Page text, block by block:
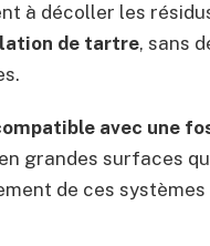
à décoller les
de tartre, sans
avec une
grandes surfaces
de ces systèmes